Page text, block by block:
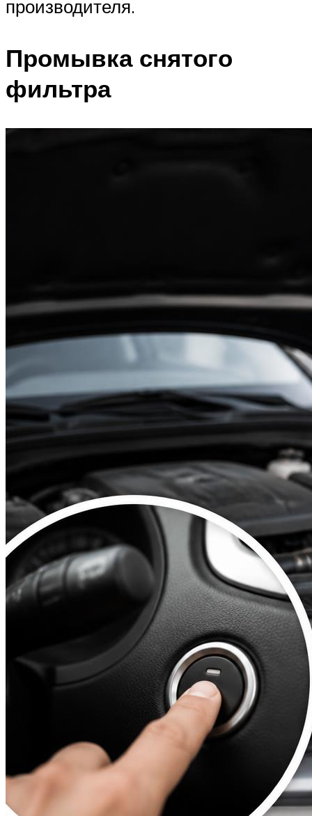
производителя.
Промывка снятого
фильтра